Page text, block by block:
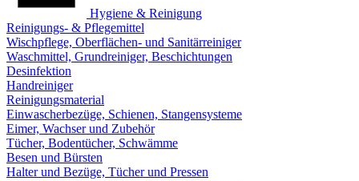
Hygiene & Reinigung
Reinigungs- & Pflegemittel
Wischpflege, Oberflächen- und Sanitärreiniger
Waschmittel, Grundreiniger, Beschichtungen
Desinfektion
Handreiniger
Reinigungsmaterial
Einwascherbezüge, Schienen, Stangensysteme
Eimer, Wachser und Zubehör
Tücher, Bodentücher, Schwämme
Besen und Bürsten
Halter und Bezüge, Tücher und Pressen